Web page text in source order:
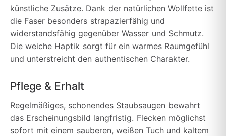
künstliche Zusätze. Dank der natürlichen Wollfette ist
die Faser besonders strapazierfähig und
widerstandsfähig gegenüber Wasser und Schmutz.
Die weiche Haptik sorgt für ein warmes Raumgefühl
und unterstreicht den authentischen Charakter.
Pflege & Erhalt
Regelmäßiges, schonendes Staubsaugen bewahrt
das Erscheinungsbild langfristig. Flecken möglichst
sofort mit einem sauberen, weißen Tuch und kaltem